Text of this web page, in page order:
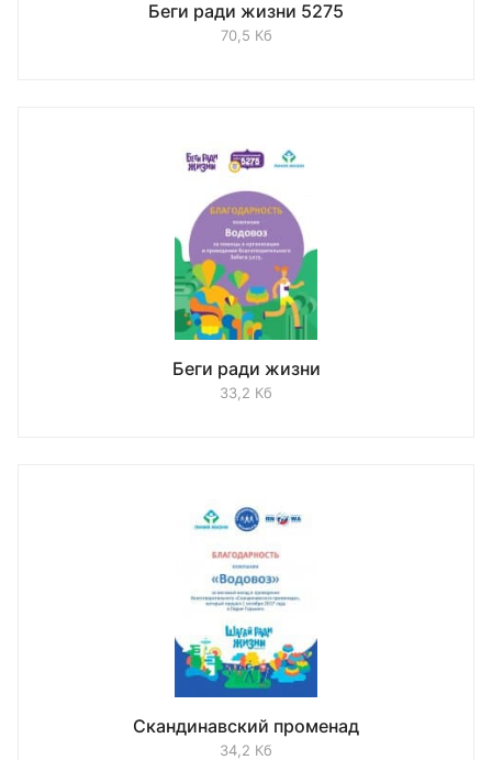
Беги ради жизни 5275
70,5 Кб
Беги ради жизни
33,2 Кб
Скандинавский променад
34,2 Кб